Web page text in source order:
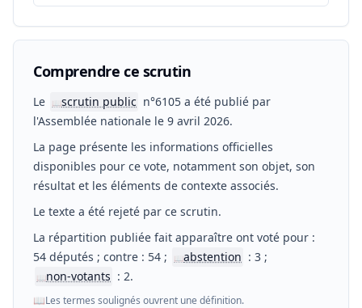
Comprendre ce scrutin
Le 📖scrutin public n°6105 a été publié par
l'Assemblée nationale le 9 avril 2026.
La page présente les informations officielles
disponibles pour ce vote, notamment son objet, son
résultat et les éléments de contexte associés.
Le texte a été rejeté par ce scrutin.
La répartition publiée fait apparaître ont voté pour :
54 députés ; contre : 54 ;
📖abstention : 3 ;
📖non-votants : 2.
📖Les termes soulignés ouvrent une définition.